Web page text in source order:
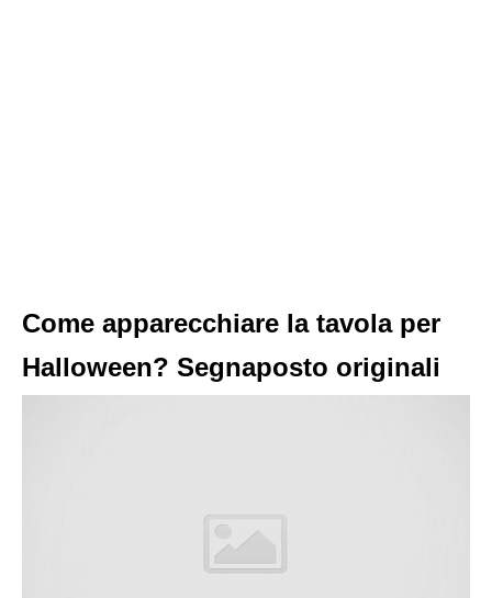
Come apparecchiare la tavola per
Halloween? Segnaposto originali